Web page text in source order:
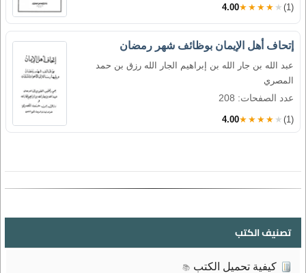
4.00★★★★★ (1)
إتحاف أهل الإيمان بوظائف شهر رمضان
عبد الله بن جار الله بن إبراهيم الجار الله رزق بن حمد
المصري
عدد الصفحات: 208
4.00★★★★★ (1)
تصنيف الكتب
كيفية تحميل الكتب 📚